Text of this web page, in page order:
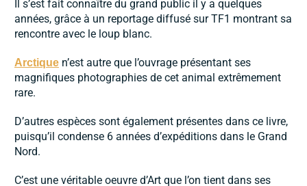
Il s’est fait connaître du grand public il y a quelques
années, grâce à un reportage diffusé sur TF1 montrant sa
rencontre avec le loup blanc.
Arctique n’est autre que l’ouvrage présentant ses
magnifiques photographies de cet animal extrêmement
rare.
D’autres espèces sont également présentes dans ce livre,
puisqu’il condense 6 années d’expéditions dans le Grand
Nord.
C’est une véritable oeuvre d’Art que l’on tient dans ses